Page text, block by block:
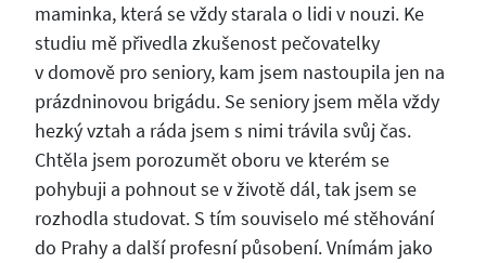
maminka, která se vždy starala o lidi v nouzi. Ke
studiu mě přivedla zkušenost pečovatelky
v domově pro seniory, kam jsem nastoupila jen na
prázdninovou brigádu. Se seniory jsem měla vždy
hezký vztah a ráda jsem s nimi trávila svůj čas.
Chtěla jsem porozumět oboru ve kterém se
pohybuji a pohnout se v životě dál, tak jsem se
rozhodla studovat. S tím souviselo mé stěhování
do Prahy a další profesní působení. Vnímám jako